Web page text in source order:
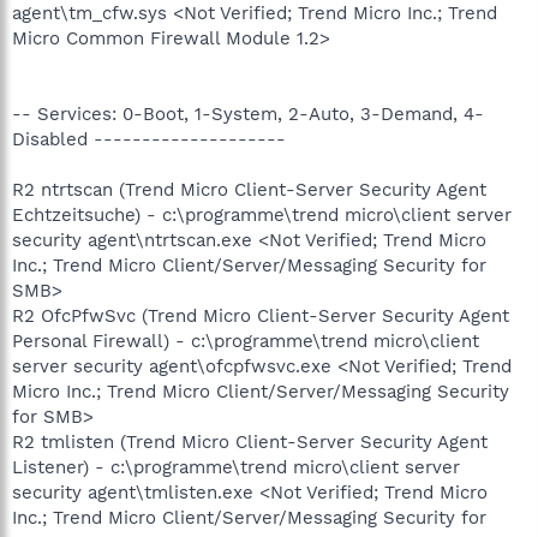
agent\tm_cfw.sys <Not Verified; Trend Micro Inc.; Trend
Micro Common Firewall Module 1.2>
-- Services: 0-Boot, 1-System, 2-Auto, 3-Demand, 4-
Disabled --------------------
R2 ntrtscan (Trend Micro Client-Server Security Agent
Echtzeitsuche) - c:\programme\trend micro\client server
security agent\ntrtscan.exe <Not Verified; Trend Micro
Inc.; Trend Micro Client/Server/Messaging Security for
SMB>
R2 OfcPfwSvc (Trend Micro Client-Server Security Agent
Personal Firewall) - c:\programme\trend micro\client
server security agent\ofcpfwsvc.exe <Not Verified; Trend
Micro Inc.; Trend Micro Client/Server/Messaging Security
for SMB>
R2 tmlisten (Trend Micro Client-Server Security Agent
Listener) - c:\programme\trend micro\client server
security agent\tmlisten.exe <Not Verified; Trend Micro
Inc.; Trend Micro Client/Server/Messaging Security for